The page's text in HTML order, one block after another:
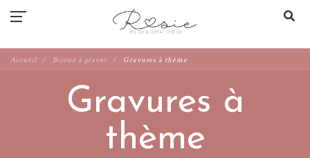
Accueil Bijoux à graver Gravures à thème
Gravures à
thème